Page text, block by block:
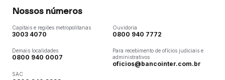
Nossos números
Capitais e regiões metropolitanas
3003 4070
Demais localidades
0800 940 0007
SAC
Ouvidoria
0800 940 7772
Para recebimento de ofícios judiciais e
administrativos
oficios@bancointer.com.br